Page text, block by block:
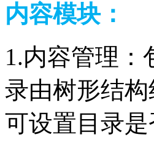
内容模块：
1.内容管理：
录由树形结
可设置目录